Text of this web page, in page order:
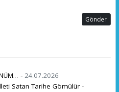
Gönder
- 24.07.2026
Satan Tarihe Gömülür -